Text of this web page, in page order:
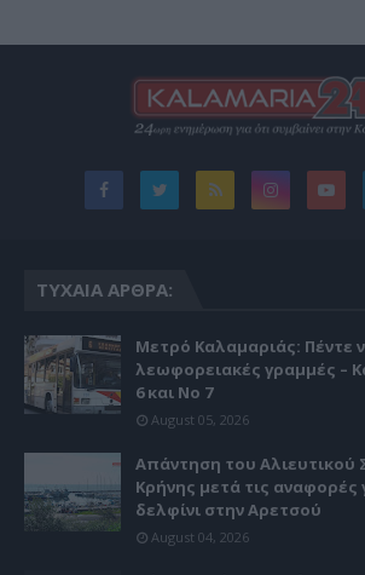
ΤΥΧΑΊΑ ΆΡΘΡΑ:
Μετρό Καλαμαριάς: Πέντε
λεωφορειακές γραμμές –
6 και Νο 7
August 05, 2026
Απάντηση του Αλιευτικού
Κρήνης μετά τις αναφορές
δελφίνι στην Αρετσού
August 04, 2026